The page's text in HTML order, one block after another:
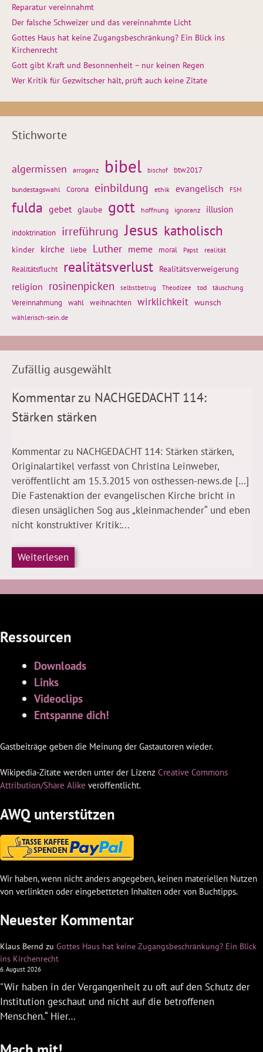
Reparatur vereinnahmt
Der falsche Schweizer und das vereinnahmte Licht
Gottes Haus hat keine Zugangsbeschränkung? Ein Blick ins
Kirchenrecht
Gott gibt Kraft und Besonnenheit – nur keinen Regen
Wer Kritik für Gezwitscher hält, prüft auch keine Zitate
Stichworte
algermissen arroganz bibel bischof btw2017
bundestagswahl Corona einbildung ethik evangelisch FSM
fulda gebet glaube gott hoffnung ignoranz illusion
indoktrination irreführung Jesus katholisch
kinder kirche liebe Luther meme moral Papst realität
Realitätsflucht realitätsverlust Realitätsverweigerung
religion rosinenpicken selbstbetrug Theodizee tod täuschung
Vereinnahmung wahl weihnachten wirklichkeit wunsch
wählerisch-sein.de
Zufällig ausgewählt
Kommentar zu NACHGEDACHT 114:
Stärken stärken
Kommentar zu NACHGEDACHT 114: Stärken stärken,
Originalartikel verfasst von Christina Leinweber,
veröffentlicht am 15.3.2015 von osthessen-news.de […]
Die Fastenaktion der evangelischen Kirche bricht in
diesen unsäglichen Sog aus „kleinmachender“ und eben
nicht konstruktiver Kritik:...
Weiterlesen
Ressourcen
Downloads
Links
Videoclips
Entspanne dich!
Gastbeiträge geben die Meinung der Gastautoren wieder.
Wikipedia-Zitate werden unter der Lizenz Creative Commons
Attribution/Share Alike veröffentlicht.
AWQ unterstützen
Wir haben, wenn nicht anders angegeben, keinen materiellen Nutzen
von verlinkten oder eingebetteten Inhalten oder von Buchtipps.
Neuester Kommentar
Klaus Bernd zu Gottes Haus hat keine Zugangsbeschränkung? Ein Blick
ins Kirchenrecht
6. August 2026
"Wir haben in der Vergangenheit zu oft auf den Schutz der
Institution geschaut und nicht auf die betroffenen
Menschen.“ Hier…